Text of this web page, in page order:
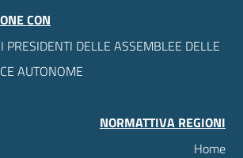
CON
PRESIDENTI DELLE ASSEMBLEE DELLE
AUTONOME
NORMATTIVA REGIONI
Home